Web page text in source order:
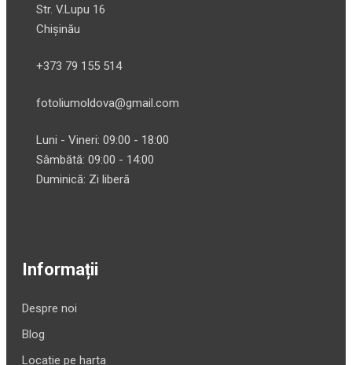
Str. V.Lupu 16
Chișinău
+373 79 155 514
fotoliumoldova@gmail.com
Luni - Vineri: 09:00 - 18:00
Sâmbătă: 09:00 - 14:00
Duminică: Zi liberă
Informații
Despre noi
Blog
Locatie pe harta